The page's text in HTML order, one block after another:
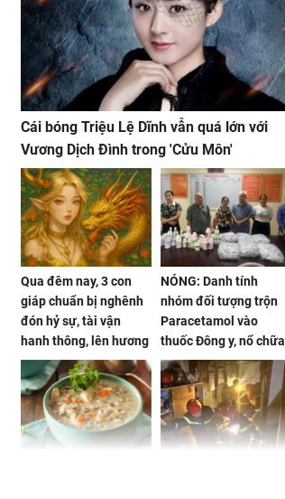
Cái bóng Triệu Lệ Dĩnh vẫn quá lớn với
Vương Dịch Đình trong 'Cửu Môn'
Qua đêm nay, 3 con
giáp chuẩn bị nghênh
đón hỷ sự, tài vận
hanh thông, lên hương
hóa Rồng hóa Phượng,
gom hết may mắn về
nhà
NÓNG: Danh tính
nhóm đối tượng trộn
Paracetamol vào
thuốc Đông y, nổ chữa
bách bệnh